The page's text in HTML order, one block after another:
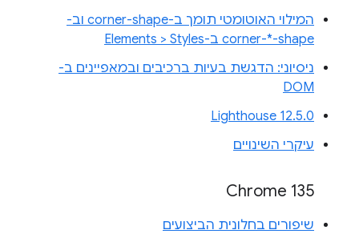
המילוי האוטומטי תומך ב-corner-shape וב-
corner-*-shape ב-Elements > Styles
ניסיוני: הדגשת בעיות ברכיבים ובמאפיינים ב-
DOM
Lighthouse 12.5.0
עיקרי השינויים
Chrome 135
שיפורים בחלונית הביצועים